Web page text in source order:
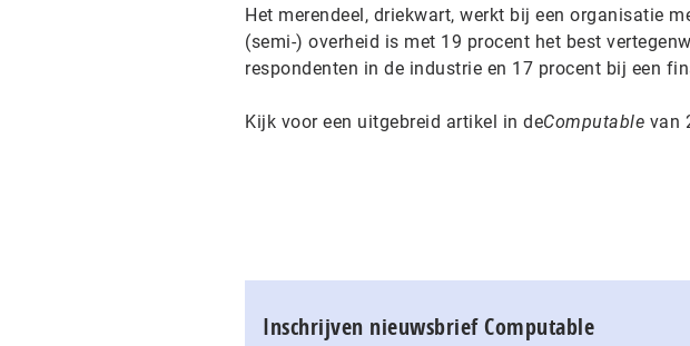
Het merendeel, driekwart, werkt bij een organisatie
(semi-) overheid is met 19 procent het best
respondenten in de industrie en 17 procent bij een
Kijk voor een uitgebreid artikel in deComputable van
Inschrijven nieuwsbrief Computable